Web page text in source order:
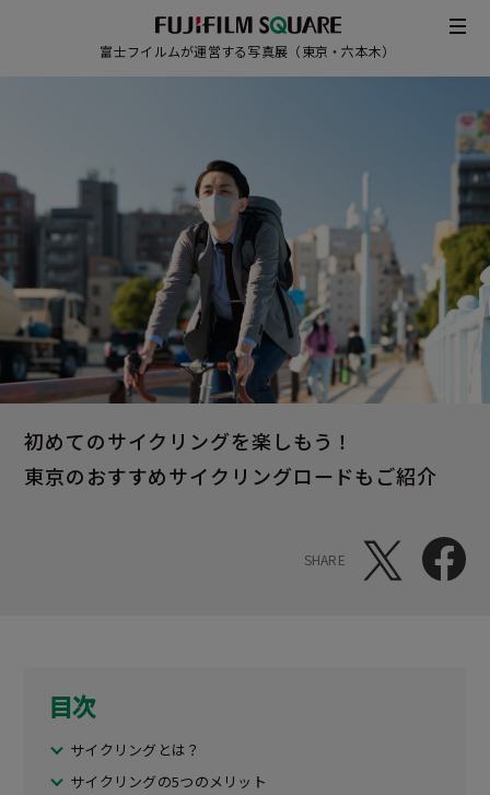
富士フイルムが運営する写真展（東京・六本木）
初めてのサイクリングを楽しもう！
東京のおすすめサイクリングロードもご紹介
SHARE
目次
サイクリングとは？
サイクリングの5つのメリット